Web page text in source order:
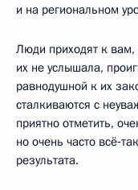
и на региональном
Люди приходят к вам,
их не услышала,
равнодушной к их
сталкиваются с
приятно отметить,
но очень часто
результата.